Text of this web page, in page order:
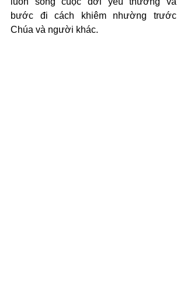
bước đi cách khiêm nhường trước
Chúa và người khác.